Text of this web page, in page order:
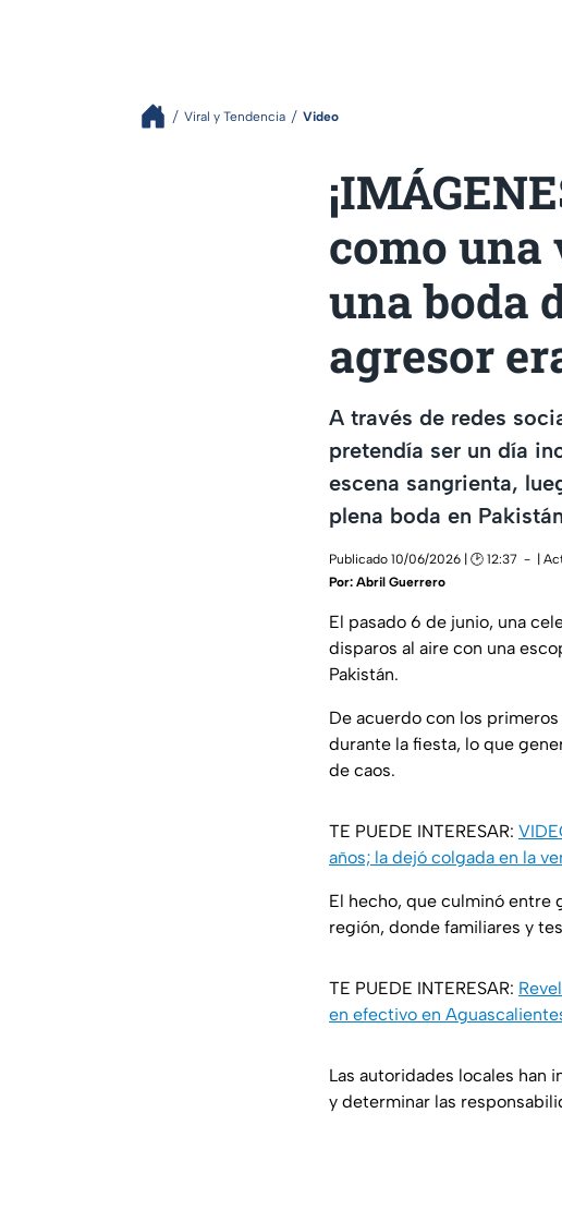
Viral y Tendencia Video
como una
una boda
agresor
A través de redes
pretendía ser un día
escena sangrienta,
plena boda en
Publicado 10/06/2026 | 🕑 12:37
|
Por: Abril Guerrero
El pasado 6 de junio, una
disparos al aire con una
Pakistán.
De acuerdo con los
durante la fiesta, lo que
de caos.
TE PUEDE INTERESAR:
años; la dejó colgada en la
El hecho, que culminó entre
región, donde familiares y
TE PUEDE INTERESAR:
en efectivo en
Las autoridades locales han
y determinar las